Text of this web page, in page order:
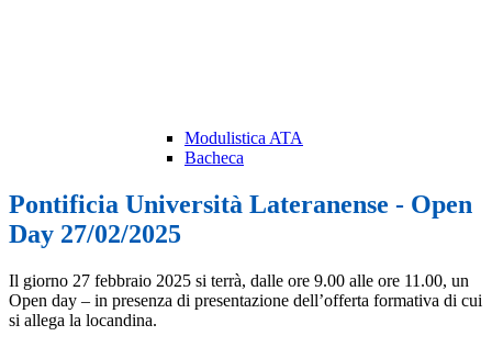
Modulistica ATA
Bacheca
Pontificia Università Lateranense - Open
Day 27/02/2025
Il giorno 27 febbraio 2025 si terrà, dalle ore 9.00 alle ore 11.00, un
Open day – in presenza di presentazione dell’offerta formativa di cui
si allega la locandina.